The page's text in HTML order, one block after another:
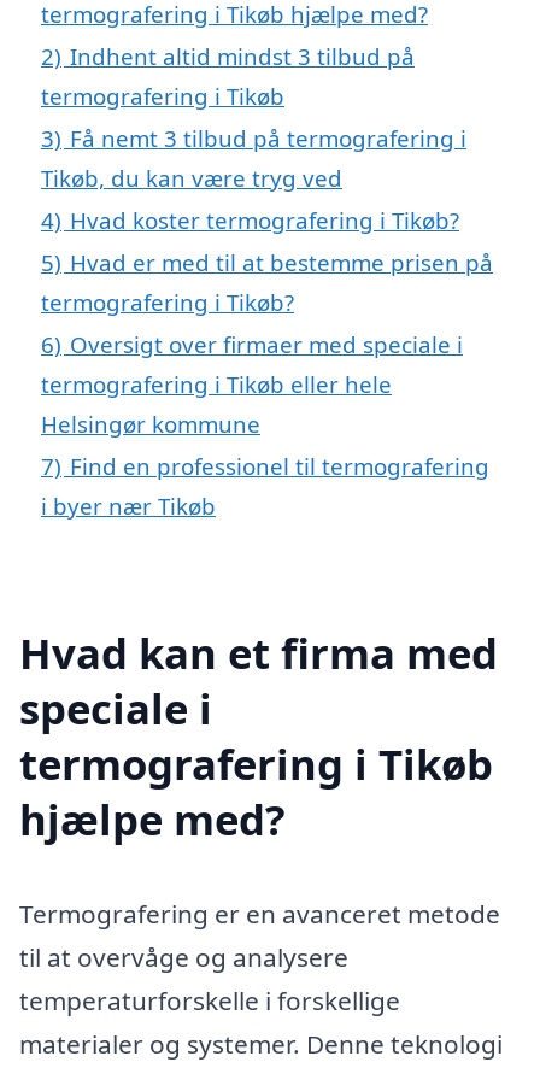
termografering i Tikøb hjælpe med?
2) Indhent altid mindst 3 tilbud på
termografering i Tikøb
3) Få nemt 3 tilbud på termografering i
Tikøb, du kan være tryg ved
4) Hvad koster termografering i Tikøb?
5) Hvad er med til at bestemme prisen på
termografering i Tikøb?
6) Oversigt over firmaer med speciale i
termografering i Tikøb eller hele
Helsingør kommune
7) Find en professionel til termografering
i byer nær Tikøb
Hvad kan et firma med
speciale i
termografering i Tikøb
hjælpe med?
Termografering er en avanceret metode
til at overvåge og analysere
temperaturforskelle i forskellige
materialer og systemer. Denne teknologi